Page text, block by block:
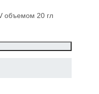
объемом 20 гл